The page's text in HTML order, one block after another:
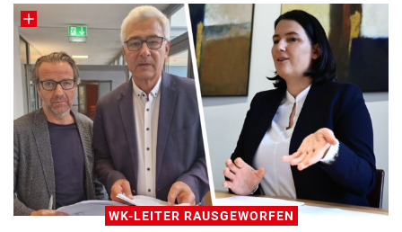
WK-LEITER RAUSGEWORFEN